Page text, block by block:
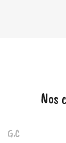
Nos
G.C